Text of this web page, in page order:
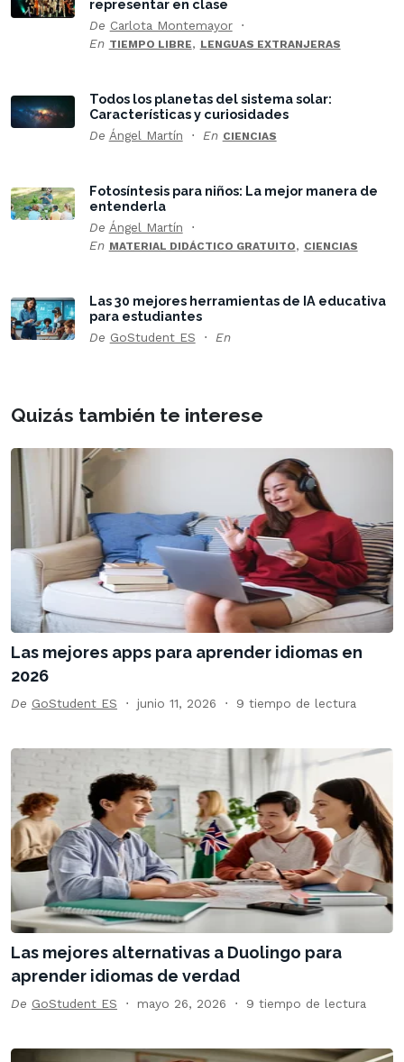
representar en clase
De Carlota Montemayor
En TIEMPO LIBRE, LENGUAS EXTRANJERAS
Todos los planetas del sistema solar:
Características y curiosidades
De Ángel Martín En CIENCIAS
Fotosíntesis para niños: La mejor manera de
entenderla
De Ángel Martín
En MATERIAL DIDÁCTICO GRATUITO, CIENCIAS
Las 30 mejores herramientas de IA educativa
para estudiantes
De GoStudent ES En
Quizás también te interese
Las mejores apps para aprender idiomas en
2026
De GoStudent ES junio 11, 2026 9 tiempo de lectura
Las mejores alternativas a Duolingo para
aprender idiomas de verdad
De GoStudent ES mayo 26, 2026 9 tiempo de lectura